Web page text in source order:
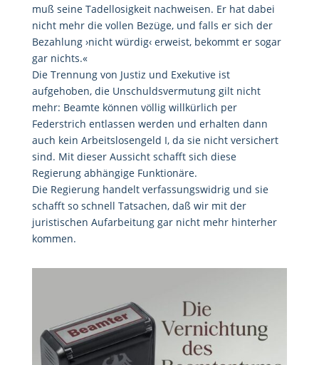
muß seine Tadellosigkeit nachweisen. Er hat dabei
nicht mehr die vollen Bezüge, und falls er sich der
Bezahlung ›nicht würdig‹ erweist, bekommt er sogar
gar nichts.«
Die Trennung von Justiz und Exekutive ist
aufgehoben, die Unschuldsvermutung gilt nicht
mehr: Beamte können völlig willkürlich per
Federstrich entlassen werden und erhalten dann
auch kein Arbeitslosengeld I, da sie nicht versichert
sind. Mit dieser Aussicht schafft sich diese
Regierung abhängige Funktionäre.
Die Regierung handelt verfassungswidrig und sie
schafft so schnell Tatsachen, daß wir mit der
juristischen Aufarbeitung gar nicht mehr hinterher
kommen.